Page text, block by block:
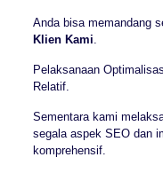
Anda bisa memandang
Klien Kami
Pelaksanaan
Relatif.
Sementara kami
segala aspek SEO dan
komprehensif.